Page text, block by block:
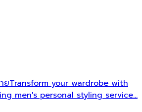
ยTransform your wardrobe with
men's personal styling service…